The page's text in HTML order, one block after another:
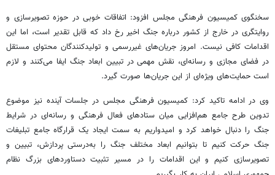
سخنگوی کمیسیون فرهنگی مجلس افزود: اتفاقات خوبی در حوزه تصویرسازی و
روایتگری در خارج از کشور درباره جنگ اخیر رخ داد که قابل تقدیر است، اما این
اقدامات کافی نیست. امروز جریان‌های غیررسمی و تولیدکنندگان محتوای مستقل
در فضای مجازی و رسانه‌ای، نقش مهمی در تبیین ابعاد جنگ ایفا می‌کنند و لازم
است حمایت‌های ویژه‌ای از این جریان‌ها صورت گیرد.
وی در ادامه تاکید کرد: کمیسیون فرهنگی مجلس در جلسات آینده نیز موضوع
تدوین طرح جامع هم‌افزایی میان ستادهای فعال فرهنگی و رسانه‌ای در شرایط
جنگ را دنبال خواهد کرد و امیدواریم به سمت ایجاد یک قرارگاه جامع تبلیغات
جنگ حرکت کنیم تا بتوانیم ابعاد مختلف جنگ را به‌درستی پردازش، تبیین و
تصویرسازی کنیم و این اقدامات را در مسیر تثبیت دستاوردهای بزرگ نظام